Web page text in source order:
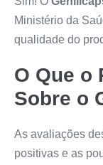
Ministério da
qualidade do
O Que o
Sobre o
As avaliações
positivas e as